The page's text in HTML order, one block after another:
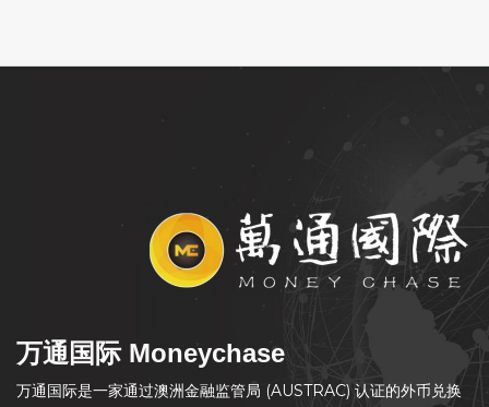
万通国际 Moneychase
万通国际是一家通过澳洲金融监管局 (AUSTRAC) 认证的外币兑换